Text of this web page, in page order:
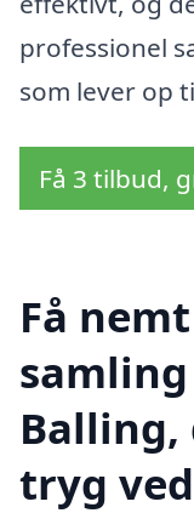
professionel
som lever op
Få 3 tilbud,
Få
tryg ved